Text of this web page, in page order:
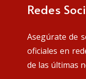
Redes
Asegúrate de
oficiales en
de las últimas